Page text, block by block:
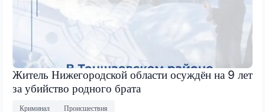
Житель Нижегородской области осуждён на 9 лет
за убийство родного брата
Криминал Происшествия